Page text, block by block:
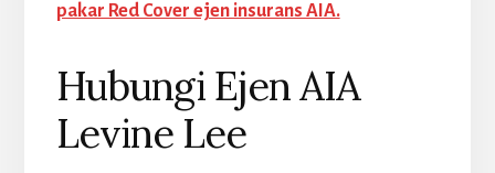
pakar Red Cover ejen insurans AIA.
Hubungi Ejen AIA
Levine Lee